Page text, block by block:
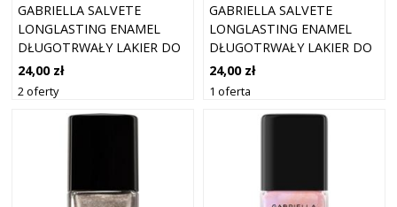
GABRIELLA SALVETE
LONGLASTING ENAMEL
DŁUGOTRWAŁY LAKIER DO
PAZNOKCI Z BROKATEM
ODCIEŃ 20 SANGRIA 11 ML
24,00 zł
2 oferty
GABRIELLA SALVETE
LONGLASTING ENAMEL
DŁUGOTRWAŁY LAKIER DO
PAZNOKCI Z BROKATEM
ODCIEŃ 49 FUNNY HONEY
24,00 zł
1 oferta